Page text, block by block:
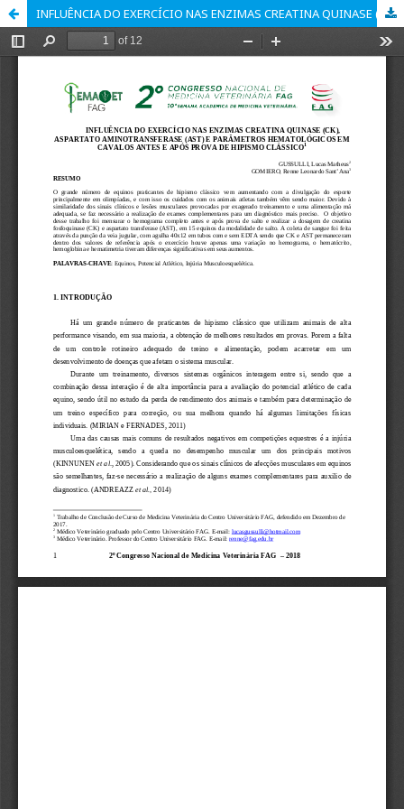
INFLUÊNCIA DO EXERCÍCIO NAS ENZIMAS CREATINA QUINASE (CK), ASPARTATO AMINOTRANSFERASE (AST) E PARÂMETROS HEMATOLÓGICOS EM CAVALOS ANTES E APÓS PROVA DE HIPISMO CLÁSSICO